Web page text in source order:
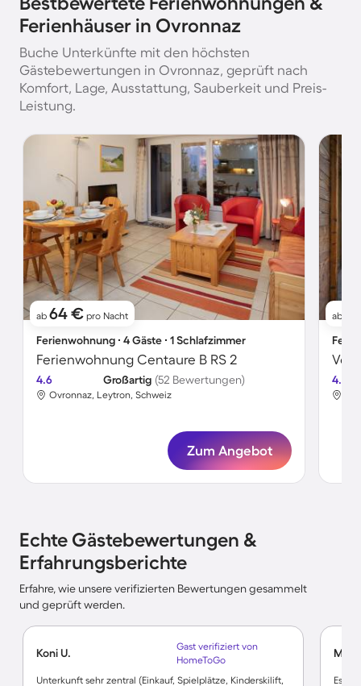
Ferienhäuser in Ovronnaz
Buche Unterkünfte mit den höchsten
Gästebewertungen in Ovronnaz, geprüft nach
Komfort, Lage, Ausstattung, Sauberkeit und Preis-
Leistung.
ab 64 € pro Nacht
Ferienwohnung ∙ 4 Gäste ∙ 1 Schlafzimmer
Ferienwohnung Centaure B RS 2
4.6 Großartig (52 Bewertungen)
Ovronnaz, Leytron, Schweiz
Zum Angebot
ab
4.5
Echte Gästebewertungen &
Erfahrungsberichte
Erfahre, wie unsere verifizierten Bewertungen gesammelt
und geprüft werden.
Koni U.
Gast verifiziert von
HomeToGo
Unterkunft sehr zentral (Einkauf, Spielplätze, Kinderskilift,
Es